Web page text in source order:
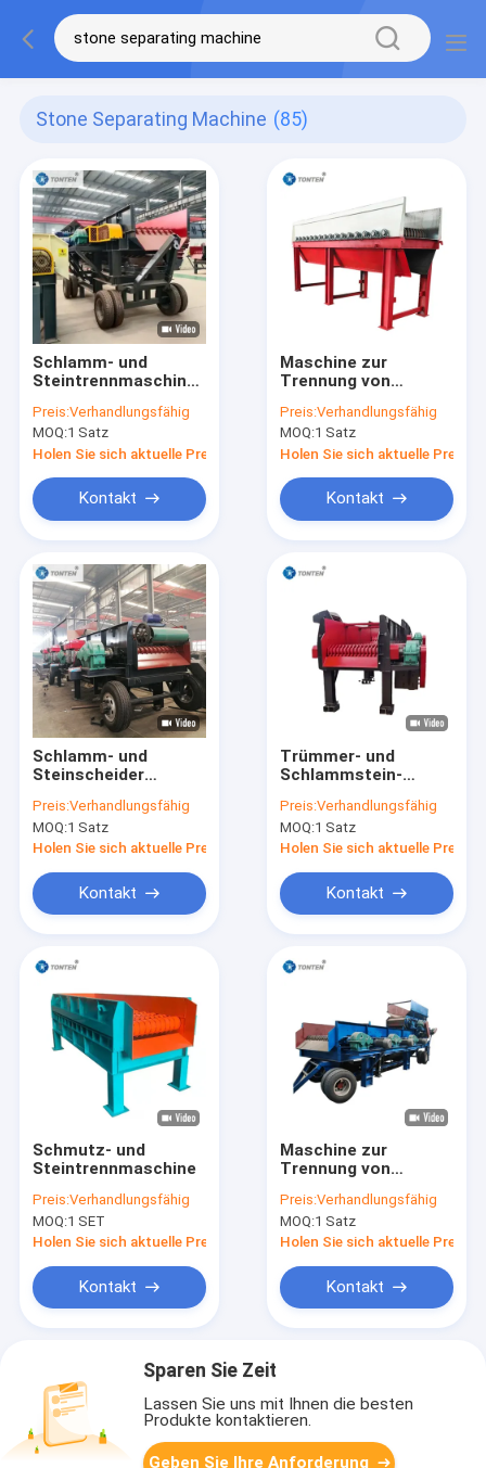
Stone Separating Machine (85)
Schlamm- und
Steintrennmaschine
Kalksteintrennmaschine
Hohe Ausbeute
Preis:Verhandlungsfähig
MOQ:1 Satz
Holen Sie sich aktuelle Preis
Kontakt
Maschine zur
Trennung von
hoher
Verarbeitungskapazität
für die Bauindustrie
Preis:Verhandlungsfähig
MOQ:1 Satz
Holen Sie sich aktuelle Preis
Kontakt
Schlamm- und
Steinscheider
Boden Sand Stein-
Separator Maschine
Preis:Verhandlungsfähig
MOQ:1 Satz
Holen Sie sich aktuelle Preis
Kontakt
Trümmer- und
Schlammstein-
die Schotter-
Rollensand-
Screening
Preis:Verhandlungsfähig
MOQ:1 Satz
Holen Sie sich aktuelle Preis
Kontakt
Schmutz- und
Steintrennmaschine
Preis:Verhandlungsfähig
MOQ:1 SET
Holen Sie sich aktuelle Preis
Kontakt
Maschine zur
Trennung von
großer
Verarbeitungskapazität
Preis:Verhandlungsfähig
MOQ:1 Satz
Holen Sie sich aktuelle Preis
Kontakt
Sparen Sie Zeit
Lassen Sie uns mit Ihnen die besten
Produkte kontaktieren.
Geben Sie Ihre Anforderung